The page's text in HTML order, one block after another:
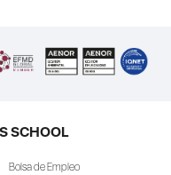
dirigido a
de
además
SCHOOL
Bolsa de Empleo